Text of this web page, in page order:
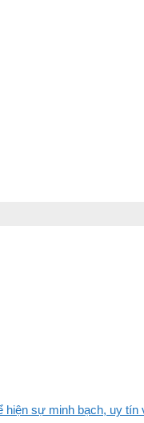
sự minh bạch, uy tín